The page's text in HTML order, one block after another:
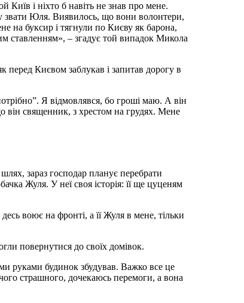
Київ і ніхто б навіть не знав про мене.
звати Юля. Виявилось, що вони волонтери,
на буксир і тягнули по Києву як барона,
ставленням», – згадує той випадок Микола
перед Києвом заблукав і запитав дорогу в
Я відмовлявся, бо гроші маю. А він
він священник, з хрестом на грудях. Мене
зараз господар планує перебрати
Жуля. У неї своя історія: її ще цуценям
воює на фронті, а її Жуля в мене, тільки
повернутися до своїх домівок.
руками будинок збудував. Важко все це
страшного, дочекаюсь перемоги, а вона